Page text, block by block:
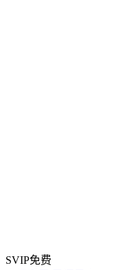
SVIP免费